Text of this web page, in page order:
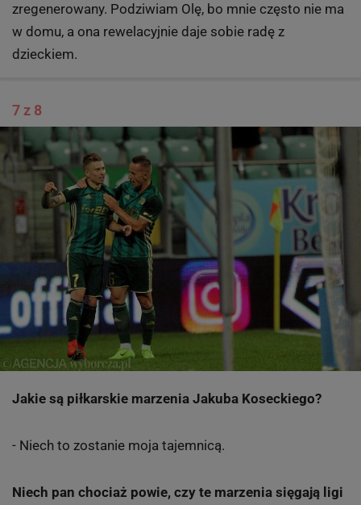
zregenerowany. Podziwiam Olę, bo mnie często nie ma
w domu, a ona rewelacyjnie daje sobie radę z
dzieckiem.
7 z 8
Jakie są piłkarskie marzenia Jakuba Koseckiego?
- Niech to zostanie moja tajemnicą.
Niech pan chociaż powie, czy te marzenia sięgają ligi